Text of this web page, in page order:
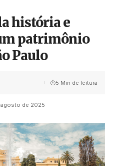
história e
patrimônio
Paulo
agosto de 2025
5 Min de leitura